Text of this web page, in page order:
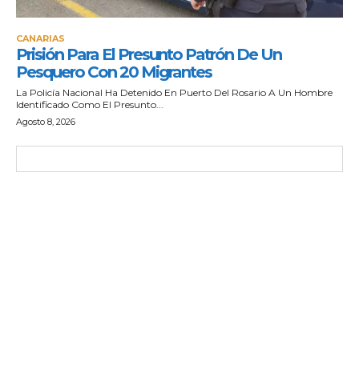
CANARIAS
Prisión Para El Presunto Patrón De Un
Pesquero Con 20 Migrantes
La Policía Nacional Ha Detenido En Puerto Del Rosario A Un Hombre
Identificado Como El Presunto...
Agosto 8, 2026